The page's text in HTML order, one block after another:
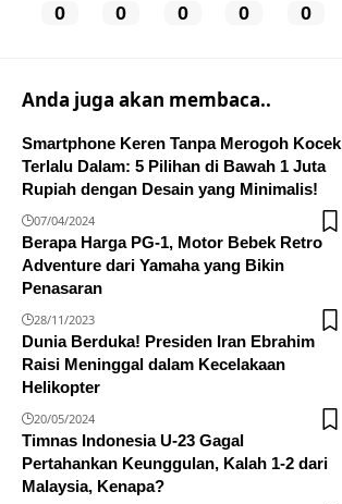
0 0 0 0 0
Anda juga akan membaca..
Smartphone Keren Tanpa Merogoh Kocek
Terlalu Dalam: 5 Pilihan di Bawah 1 Juta
Rupiah dengan Desain yang Minimalis!
07/04/2024
Berapa Harga PG-1, Motor Bebek Retro
Adventure dari Yamaha yang Bikin
Penasaran
28/11/2023
Dunia Berduka! Presiden Iran Ebrahim
Raisi Meninggal dalam Kecelakaan
Helikopter
20/05/2024
Timnas Indonesia U-23 Gagal
Pertahankan Keunggulan, Kalah 1-2 dari
Malaysia, Kenapa?